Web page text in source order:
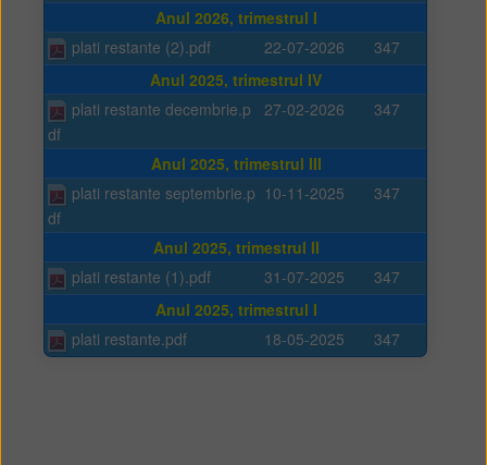
Anul 2026, trimestrul I
plati restante (2).pdf
22-07-2026
347
Anul 2025, trimestrul IV
plati restante decembrie.p
df
27-02-2026 347
Anul 2025, trimestrul III
plati restante septembrie.p
df
10-11-2025 347
Anul 2025, trimestrul II
plati restante (1).pdf
31-07-2025
347
Anul 2025, trimestrul I
plati restante.pdf
18-05-2025 347